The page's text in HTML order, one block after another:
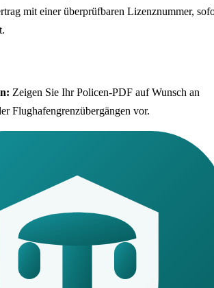
mit einer überprüfbaren Lizenznummer,
: Zeigen Sie Ihr Policen-PDF auf Wunsch an
Flughafengrenzübergängen vor.